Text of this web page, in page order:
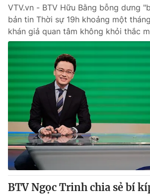
Hậu trường
Nhân vật
Khán giả
Giải sao mai
Giải trí
Điện ảnh
Âm nhạc
Sao
Đời sống
Du lịch
Làm đẹp
Chất lượng cuộc sống
Giáo dục
Tuyển sinh
Học trực tuyến
Công nghệ
Hitech Công nghệ tương lai
Sản phẩm
Thị trường
Tư vấn
Giao lưu trực tuyến
Lịch phát sóng
Chuyên mục khác
VTV.vn - BTV Hữu Bằng bỗng dưng
bản tin Thời sự 19h khoảng một
khán giả quan tâm không khỏi thắc
BTV Ngọc Trinh chia sẻ bí